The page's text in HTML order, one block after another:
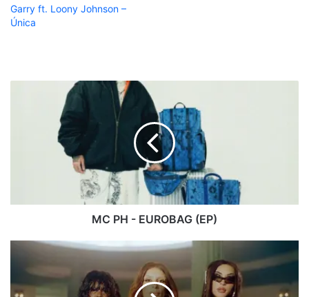
Garry ft. Loony Johnson –
Única
MC PH - EUROBAG (EP)
Sevdaliza
Pabllo
Vittar